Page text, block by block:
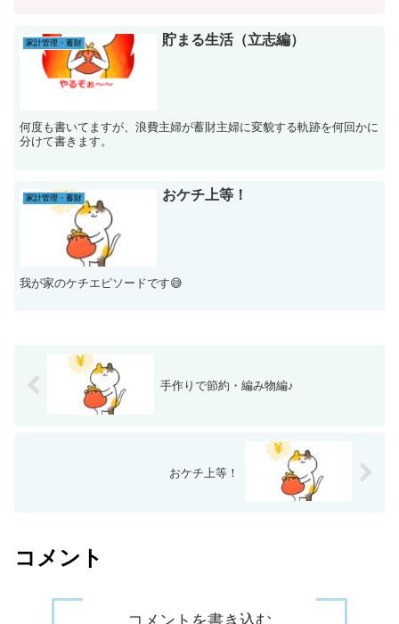
家計管理・蓄財 貯まる生活（立志編）
何度も書いてますが、浪費主婦が蓄財主婦に変貌する軌跡を何回かに
分けて書きます。
家計管理・蓄財 おケチ上等！
我が家のケチエピソードです😅
手作りで節約・編み物編♪
おケチ上等！
コメント